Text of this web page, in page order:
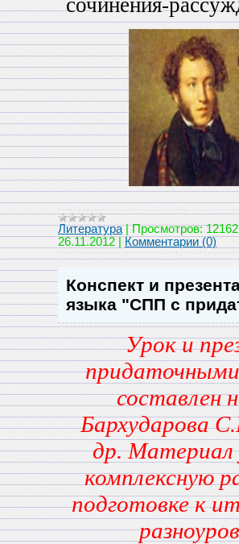
Литература|Просмотров: 12162
26.11.2012
Комментарии (0)
Конспект и
языка "СПП с
Урок и
составлен
Бархударова
др. Материал
комплексную
подготовке к